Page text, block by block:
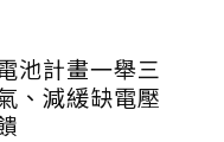
池計畫一舉三
、減緩缺電壓